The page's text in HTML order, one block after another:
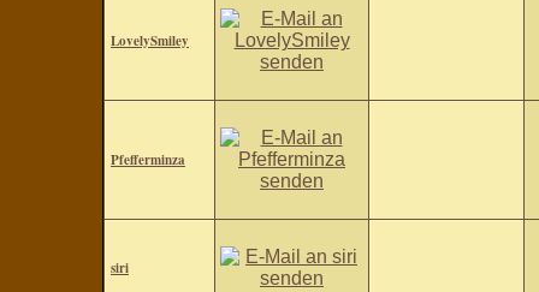
LovelySmiley
Pfefferminza
siri